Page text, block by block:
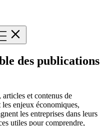
des publications
et contenus de
enjeux économiques,
les entreprises dans leurs
utiles pour comprendre,